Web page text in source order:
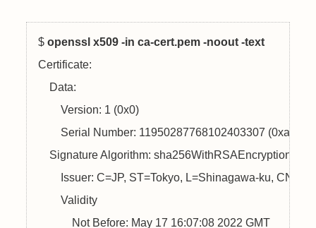
$ openssl x509 -in ca-cert.pem -noout -text
Certificate:
    Data:
        Version: 1 (0x0)
Serial Number: 11950287768102403307
    Signature Algorithm: sha256WithRSAEncryption
        Issuer: C=JP, ST=Tokyo, L=Shinagawa-ku, CN=
        Validity
            Not Before: May 17 16:07:08 2022 GMT